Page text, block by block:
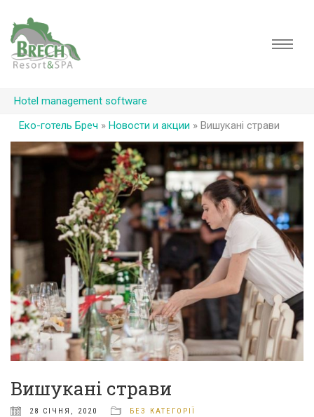
Hotel management software
Еко-готель Бреч » Новости и акции » Вишукані страви
Вишукані страви
28 СІЧНЯ, 2020 БЕЗ КАТЕГОРІЇ